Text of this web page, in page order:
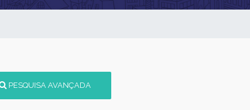
PESQUISA AVANÇADA